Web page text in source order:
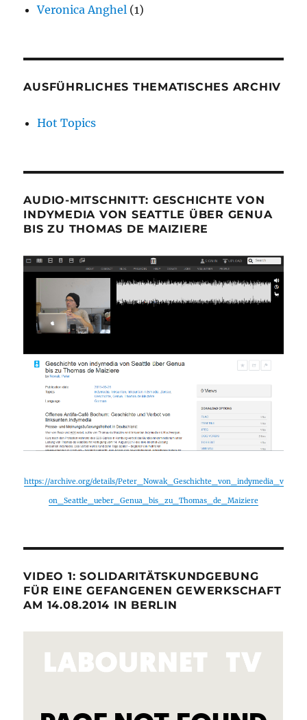
Veronica Anghel (1)
AUSFÜHRLICHES THEMATISCHES ARCHIV
Hot Topics
AUDIO-MITSCHNITT: GESCHICHTE VON
INDYMEDIA VON SEATTLE ÜBER GENUA
BIS ZU THOMAS DE MAIZIERE
https://archive.org/details/Peter_Nowak_Geschichte_von_indymedia_v
on_Seattle_ueber_Genua_bis_zu_Thomas_de_Maiziere
VIDEO 1: SOLIDARITÄTSKUNDGEBUNG
FÜR EINE GEFANGENEN GEWERKSCHAFT
AM 14.08.2014 IN BERLIN